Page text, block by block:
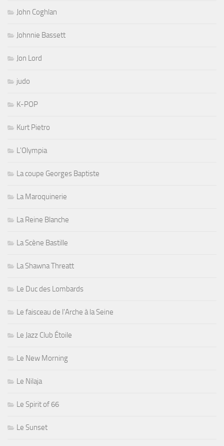
John Coghlan
Johnnie Bassett
Jon Lord
judo
K-POP
Kurt Pietro
L'Olympia
La coupe Georges Baptiste
La Maroquinerie
La Reine Blanche
La Scène Bastille
La Shawna Threatt
Le Duc des Lombards
Le faisceau de l'Arche à la Seine
Le Jazz Club Étoile
Le New Morning
Le Nilaja
Le Spirit of 66
Le Sunset